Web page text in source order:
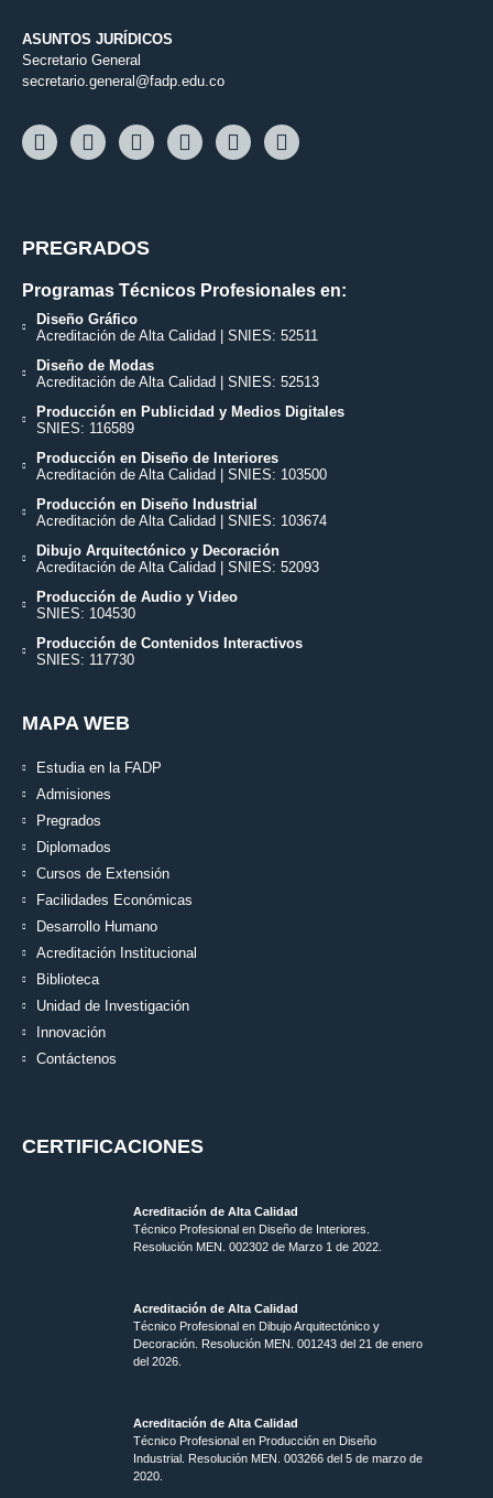
ASUNTOS JURÍDICOS
Secretario General
secretario.general@fadp.edu.co
PREGRADOS
Programas Técnicos Profesionales en:
Diseño Gráfico
Acreditación de Alta Calidad | SNIES: 52511
Diseño de Modas
Acreditación de Alta Calidad | SNIES: 52513
Producción en Publicidad y Medios Digitales
SNIES: 116589
Producción en Diseño de Interiores
Acreditación de Alta Calidad | SNIES: 103500
Producción en Diseño Industrial
Acreditación de Alta Calidad | SNIES: 103674
Dibujo Arquitectónico y Decoración
Acreditación de Alta Calidad | SNIES: 52093
Producción de Audio y Video
SNIES: 104530
Producción de Contenidos Interactivos
SNIES: 117730
MAPA WEB
Estudia en la FADP
Admisiones
Pregrados
Diplomados
Cursos de Extensión
Facilidades Económicas
Desarrollo Humano
Acreditación Institucional
Biblioteca
Unidad de Investigación
Innovación
Contáctenos
CERTIFICACIONES
Acreditación de Alta Calidad
Técnico Profesional en Diseño de Interiores.
Resolución MEN. 002302 de Marzo 1 de 2022.
Acreditación de Alta Calidad
Técnico Profesional en Dibujo Arquitectónico y
Decoración. Resolución MEN. 001243 del 21 de enero
del 2026.
Acreditación de Alta Calidad
Técnico Profesional en Producción en Diseño
Industrial. Resolución MEN. 003266 del 5 de marzo de
2020.